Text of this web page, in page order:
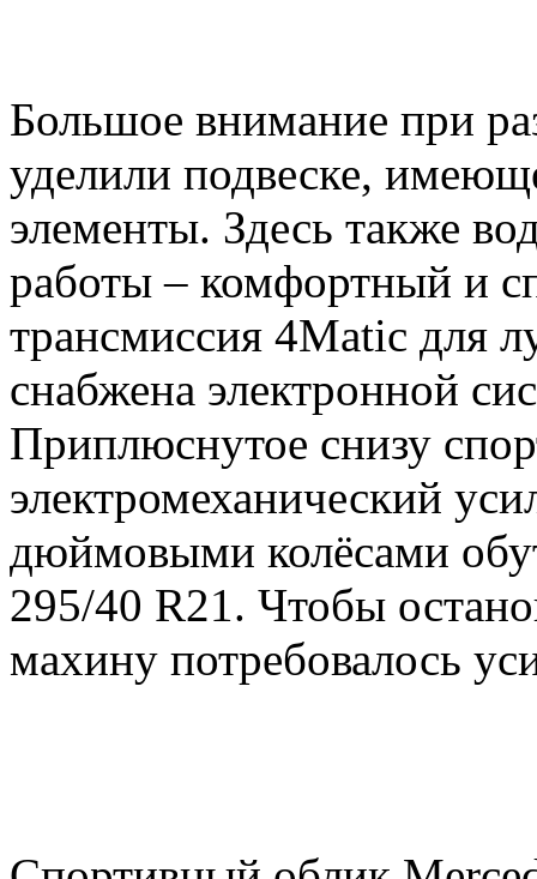
Большое внимание при
уделили подвеске,
элементы. Здесь также
работы – комфортный и
трансмиссия 4Matic для
снабжена электронной
Приплюснутое снизу
электромеханический
дюймовыми колёсами
295/40 R21. Чтобы
махину потребовалось